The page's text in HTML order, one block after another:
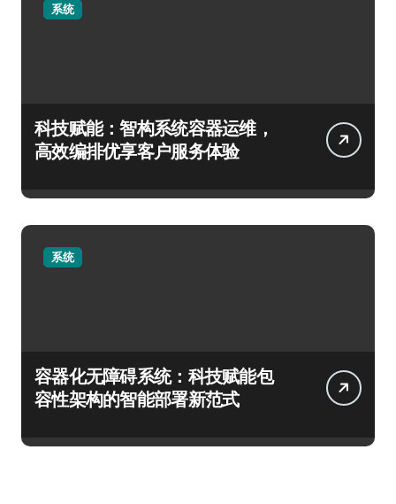
系统
科技赋能：智构系统容器运维，
高效编排优享客户服务体验
系统
容器化无障碍系统：科技赋能包
容性架构的智能部署新范式